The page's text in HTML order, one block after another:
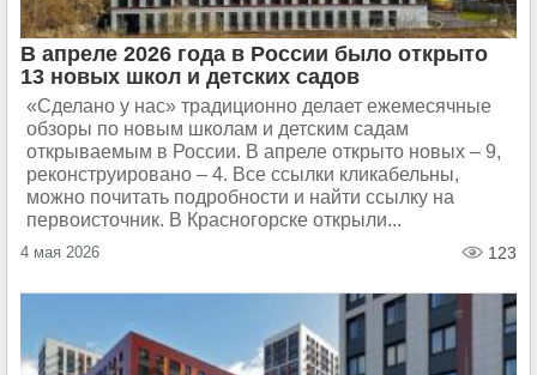
В апреле 2026 года в России было открыто
13 новых школ и детских садов
«Сделано у нас» традиционно делает ежемесячные
обзоры по новым школам и детским садам
открываемым в России. В апреле открыто новых – 9,
реконструировано – 4. Все ссылки кликабельны,
можно почитать подробности и найти ссылку на
первоисточник. В Красногорске открыли...
4 мая 2026 123